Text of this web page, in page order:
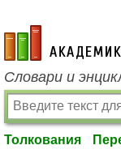
academic.ru
Словари и
Толкования